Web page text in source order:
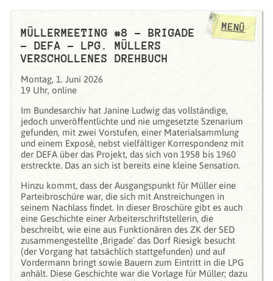
MÜLLERMEETING #8 - BRIGADE
– DEFA – LPG. MÜLLERS
VERSCHOLLENES DREHBUCH
Montag, 1. Juni 2026
19 Uhr, online
Im Bundesarchiv hat Janine Ludwig das vollständige,
jedoch unveröffentlichte und nie umgesetzte Szenarium
gefunden, mit zwei Vorstufen, einer Materialsammlung
und einem Exposé, nebst vielfältiger Korrespondenz mit
der DEFA über das Projekt, das sich von 1958 bis 1960
erstreckte. Das an sich ist bereits eine kleine Sensation.
Hinzu kommt, dass der Ausgangspunkt für Müller eine
Parteibroschüre war, die sich mit Anstreichungen in
seinem Nachlass findet. In dieser Broschüre gibt es auch
eine Geschichte einer Arbeiterschriftstellerin, die
beschreibt, wie eine aus Funktionären des ZK der SED
zusammengestellte ‚Brigade‘ das Dorf Riesigk besucht
(der Vorgang hat tatsächlich stattgefunden) und auf
Vordermann bringt sowie Bauern zum Eintritt in die LPG
anhält. Diese Geschichte war die Vorlage für Müller; dazu
MENÜ